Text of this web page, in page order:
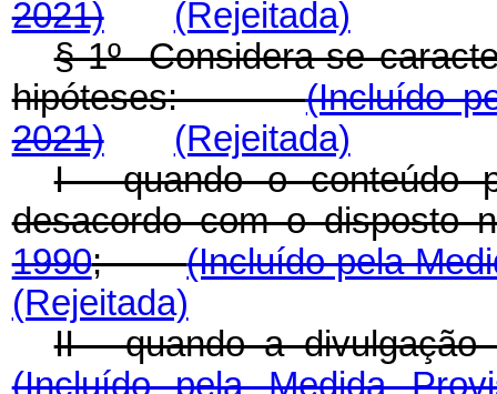
2021)
(Rejeitada)
§ 1º Considera-se
hipóteses:(Incluído
2021)
(Rejeitada)
I - quando o conteúdo
desacordo com o disposto
1990;(Incluído pela
(Rejeitada)
II - quando a
(Incluído pela Medida